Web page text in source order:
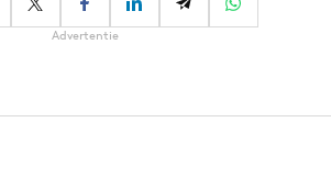
Advertentie